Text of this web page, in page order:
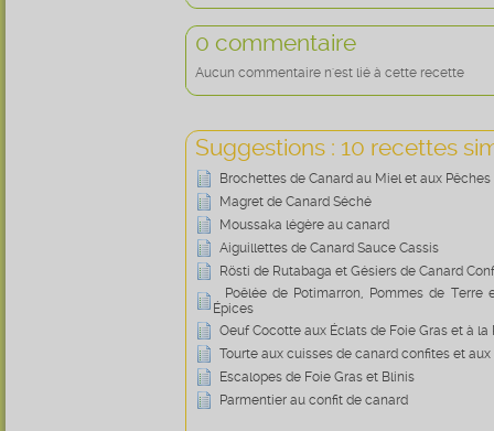
0 commentaire
Aucun commentaire n'est lié à cette recette
Suggestions : 10 recettes
Brochettes de Canard au Miel et aux Pêches
Magret de Canard Séché
Moussaka légère au canard
Aiguillettes de Canard Sauce Cassis
Rösti de Rutabaga et Gésiers de Canard
Poêlée de Potimarron, Pommes de
Épices
Oeuf Cocotte aux Éclats de Foie Gras et à la
Tourte aux cuisses de canard confites et
Escalopes de Foie Gras et Blinis
Parmentier au confit de canard